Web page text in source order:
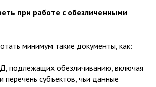
при работе с обезличенными
минимум такие документы, как:
подлежащих обезличиванию, включая
перечень субъектов, чьи данные